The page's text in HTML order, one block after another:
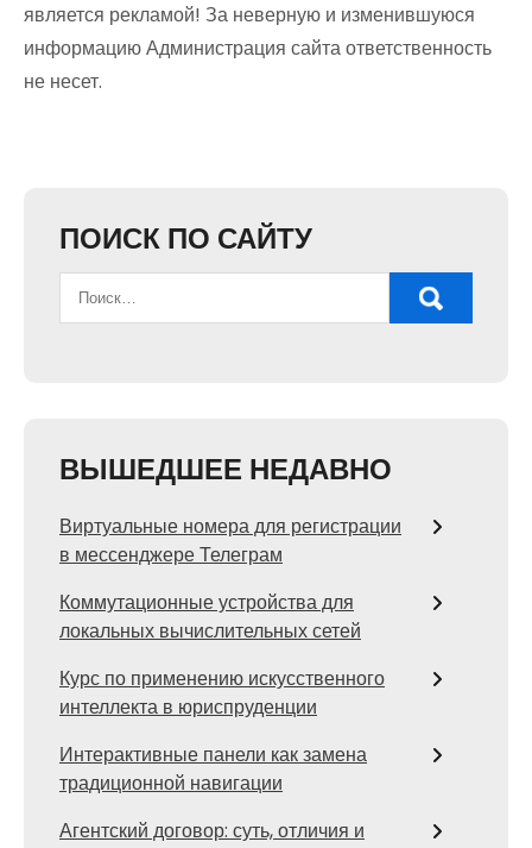
является рекламой! За неверную и изменившуюся
информацию Администрация сайта ответственность
не несет.
ПОИСК ПО САЙТУ
ВЫШЕДШЕЕ НЕДАВНО
Виртуальные номера для регистрации
в мессенджере Телеграм
Коммутационные устройства для
локальных вычислительных сетей
Курс по применению искусственного
интеллекта в юриспруденции
Интерактивные панели как замена
традиционной навигации
Агентский договор: суть, отличия и